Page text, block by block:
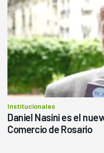
Institucionales
Daniel Nasini es el
Comercio de Rosario